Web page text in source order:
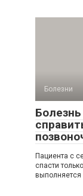
Болезни
Пациента с
спасти
выполняется